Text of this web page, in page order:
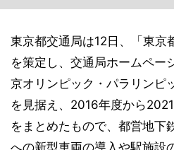
東京都交通局は12日、「東京
を策定し、交通局ホームペー
京オリンピック・パラリンピ
を見据え、2016年度から
をまとめたもので、都営地下
への新型車両の導入や駅施設